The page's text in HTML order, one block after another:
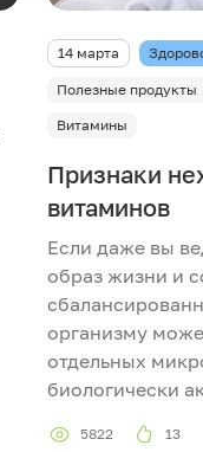
14 марта
Полезные продукты
Витамины
Признаки
витаминов
Если даже вы
образ жизни и
организму
отдельных
биологически
5822 13